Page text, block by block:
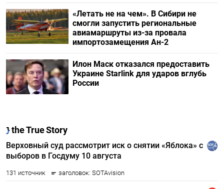
«Летать не на чем». В Сибири не
смогли запустить региональные
авиамаршруты из-за провала
импортозамещения Ан-2
Илон Маск отказался предоставить
Украине Starlink для ударов вглубь
России